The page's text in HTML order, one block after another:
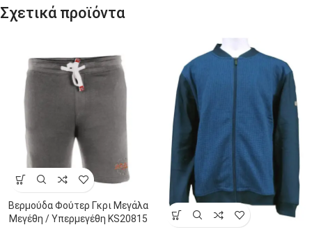
Σχετικά προϊόντα
Βερμούδα Φούτερ Γκρι Μεγάλα
Μεγέθη / Υπερμεγέθη KS20815